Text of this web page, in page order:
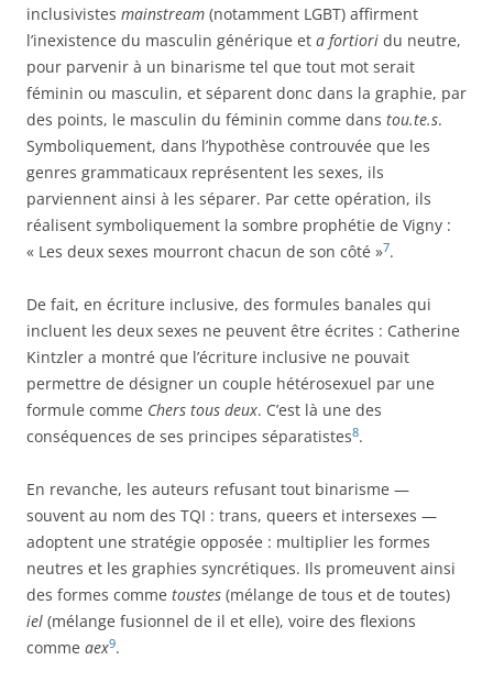
inclusivistes mainstream (notamment LGBT) affirment
l’inexistence du masculin générique et a fortiori du neutre,
pour parvenir à un binarisme tel que tout mot serait
féminin ou masculin, et séparent donc dans la graphie, par
des points, le masculin du féminin comme dans tou.te.s.
Symboliquement, dans l’hypothèse controuvée que les
genres grammaticaux représentent les sexes, ils
parviennent ainsi à les séparer. Par cette opération, ils
réalisent symboliquement la sombre prophétie de Vigny :
« Les deux sexes mourront chacun de son côté »7.
De fait, en écriture inclusive, des formules banales qui
incluent les deux sexes ne peuvent être écrites : Catherine
Kintzler a montré que l’écriture inclusive ne pouvait
permettre de désigner un couple hétérosexuel par une
formule comme Chers tous deux. C’est là une des
conséquences de ses principes séparatistes8.
En revanche, les auteurs refusant tout binarisme —
souvent au nom des TQI : trans, queers et intersexes —
adoptent une stratégie opposée : multiplier les formes
neutres et les graphies syncrétiques. Ils promeuvent ainsi
des formes comme toustes (mélange de tous et de toutes)
iel (mélange fusionnel de il et elle), voire des flexions
comme aex9.